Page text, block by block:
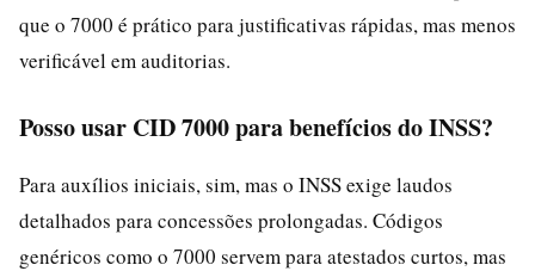
que o 7000 é prático para justificativas rápidas, mas menos
verificável em auditorias.
Posso usar CID 7000 para benefícios do INSS?
Para auxílios iniciais, sim, mas o INSS exige laudos
detalhados para concessões prolongadas. Códigos
genéricos como o 7000 servem para atestados curtos, mas